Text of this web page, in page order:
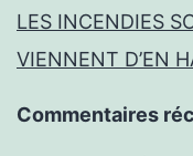
LES INCENDIES
VIENNENT D’EN
Commentaires